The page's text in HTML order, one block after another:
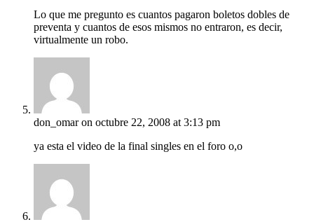
Lo que me pregunto es cuantos pagaron boletos dobles de
preventa y cuantos de esos mismos no entraron, es decir,
virtualmente un robo.
don_omar on octubre 22, 2008 at 3:13 pm
ya esta el video de la final singles en el foro o,o